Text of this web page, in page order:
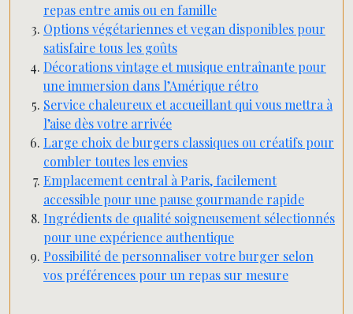
repas entre amis ou en famille
Options végétariennes et vegan disponibles pour
satisfaire tous les goûts
Décorations vintage et musique entraînante pour
une immersion dans l’Amérique rétro
Service chaleureux et accueillant qui vous mettra à
l’aise dès votre arrivée
Large choix de burgers classiques ou créatifs pour
combler toutes les envies
Emplacement central à Paris, facilement
accessible pour une pause gourmande rapide
Ingrédients de qualité soigneusement sélectionnés
pour une expérience authentique
Possibilité de personnaliser votre burger selon
vos préférences pour un repas sur mesure